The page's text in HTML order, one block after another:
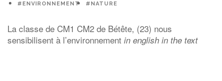
#ENVIRONNEMENT #NATURE
La classe de CM1 CM2 de Bétête, (23) nous
sensibilisent à l’environnement in english in the text